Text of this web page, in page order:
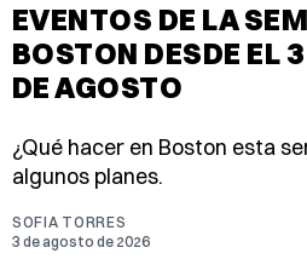
EVENTOS DE LA
BOSTON DESDE EL
DE AGOSTO
¿Qué hacer en Boston esta
algunos planes.
SOFIA TORRES
3 de agosto de 2026